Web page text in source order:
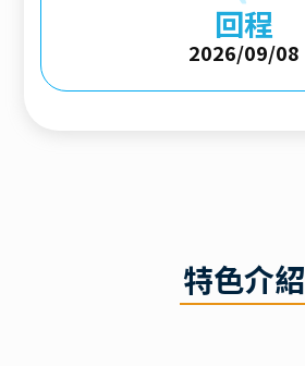
回程
2026/09/08
特色介紹